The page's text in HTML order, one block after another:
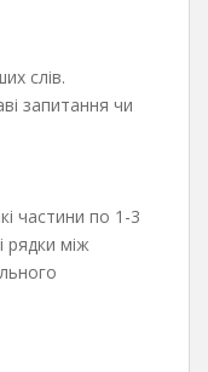
слів.
запитання чи
частини по 1-3
рядки між